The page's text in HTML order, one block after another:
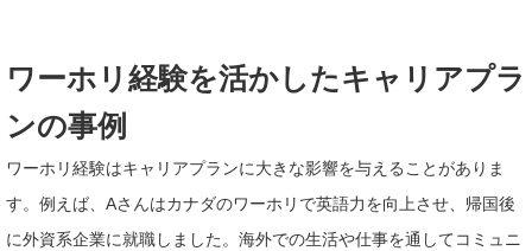
ワーホリ経験を活かしたキャリアプラ
ンの事例
ワーホリ経験はキャリアプランに大きな影響を与えることがありま
す。例えば、Aさんはカナダのワーホリで英語力を向上させ、帰国後
に外資系企業に就職しました。海外での生活や仕事を通してコミュニ